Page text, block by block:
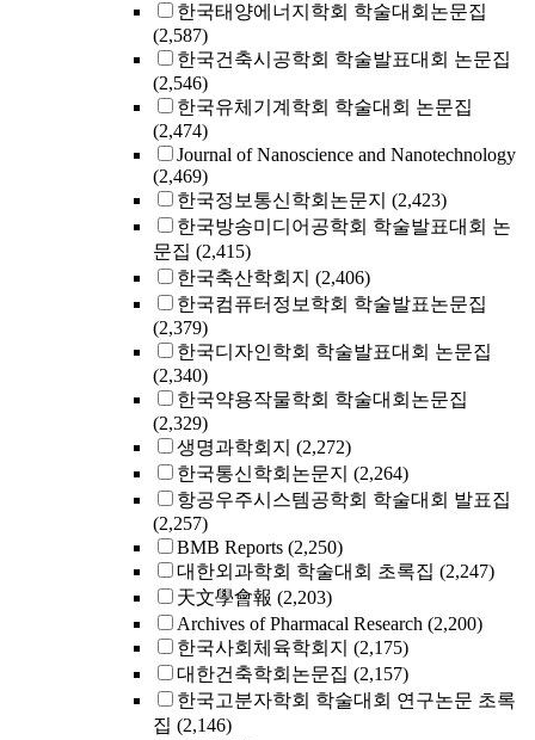
한국태양에너지학회 학술대회논문집
(2,587)
한국건축시공학회 학술발표대회 논문집
(2,546)
한국유체기계학회 학술대회 논문집
(2,474)
Journal of Nanoscience and Nanotechnology
(2,469)
한국정보통신학회논문지 (2,423)
한국방송미디어공학회 학술발표대회 논
문집 (2,415)
한국축산학회지 (2,406)
한국컴퓨터정보학회 학술발표논문집
(2,379)
한국디자인학회 학술발표대회 논문집
(2,340)
한국약용작물학회 학술대회논문집
(2,329)
생명과학회지 (2,272)
한국통신학회논문지 (2,264)
항공우주시스템공학회 학술대회 발표집
(2,257)
BMB Reports (2,250)
대한외과학회 학술대회 초록집 (2,247)
天文學會報 (2,203)
Archives of Pharmacal Research (2,200)
한국사회체육학회지 (2,175)
대한건축학회논문집 (2,157)
한국고분자학회 학술대회 연구논문 초록
집 (2,146)